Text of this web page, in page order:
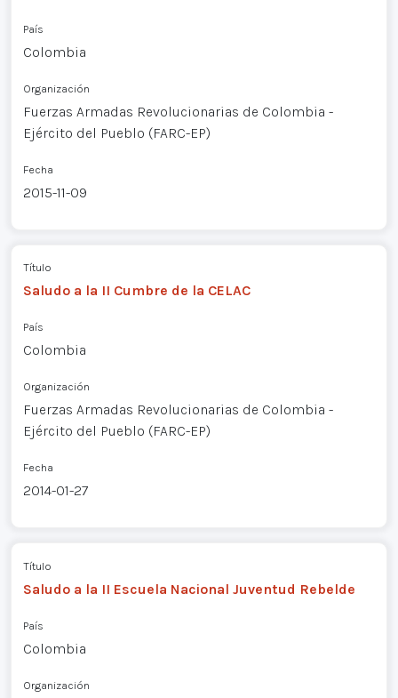
País
Colombia
Organización
Fuerzas Armadas Revolucionarias de Colombia -
Ejército del Pueblo (FARC-EP)
Fecha
2015-11-09
Título
Saludo a la II Cumbre de la CELAC
País
Colombia
Organización
Fuerzas Armadas Revolucionarias de Colombia -
Ejército del Pueblo (FARC-EP)
Fecha
2014-01-27
Título
Saludo a la II Escuela Nacional Juventud Rebelde
País
Colombia
Organización